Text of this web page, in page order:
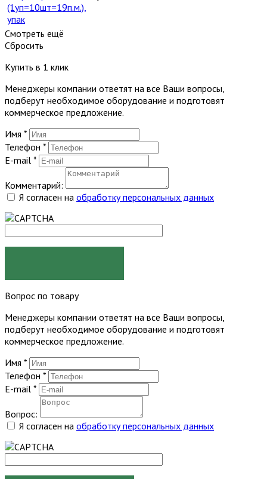
(1уп=10шт=19п.м.),
упак
Смотреть ещё
Сбросить
Купить в 1 клик
Менеджеры компании ответят на все Ваши вопросы,
подберут необходимое оборудование и подготовят
коммерческое предложение.
Имя *
Телефон *
E-mail *
Комментарий:
Я согласен на обработку персональных данных
Вопрос по товару
Менеджеры компании ответят на все Ваши вопросы,
подберут необходимое оборудование и подготовят
коммерческое предложение.
Имя *
Телефон *
E-mail *
Вопрос:
Я согласен на обработку персональных данных